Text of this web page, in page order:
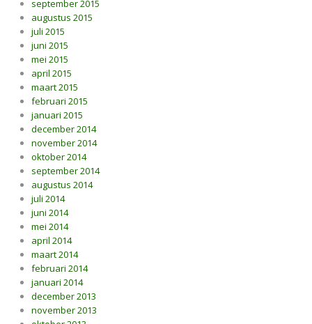
september 2015
augustus 2015
juli 2015
juni 2015
mei 2015
april 2015
maart 2015
februari 2015
januari 2015
december 2014
november 2014
oktober 2014
september 2014
augustus 2014
juli 2014
juni 2014
mei 2014
april 2014
maart 2014
februari 2014
januari 2014
december 2013
november 2013